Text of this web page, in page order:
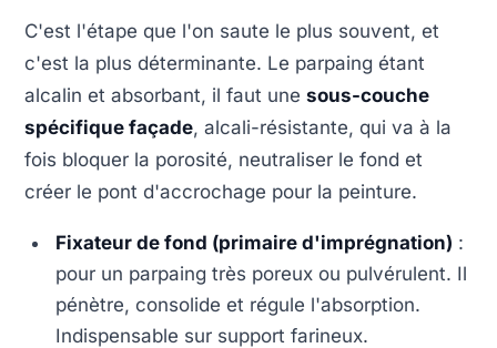
C'est l'étape que l'on saute le plus souvent, et
c'est la plus déterminante. Le parpaing étant
alcalin et absorbant, il faut une sous-couche
spécifique façade, alcali-résistante, qui va à la
fois bloquer la porosité, neutraliser le fond et
créer le pont d'accrochage pour la peinture.
Fixateur de fond (primaire d'imprégnation) :
pour un parpaing très poreux ou pulvérulent. Il
pénètre, consolide et régule l'absorption.
Indispensable sur support farineux.